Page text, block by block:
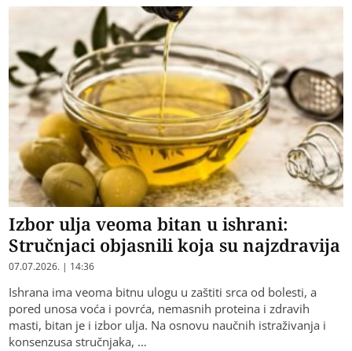
Izbor ulja veoma bitan u ishrani:
Stručnjaci objasnili koja su najzdravija
07.07.2026. | 14:36
Ishrana ima veoma bitnu ulogu u zaštiti srca od bolesti, a
pored unosa voća i povrća, nemasnih proteina i zdravih
masti, bitan je i izbor ulja. Na osnovu naučnih istraživanja i
konsenzusa stručnjaka, …